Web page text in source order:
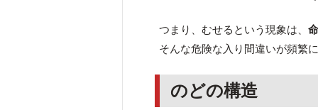
つまり、むせるという現象は、
そんな危険な入り間違いが頻繁
のどの構造